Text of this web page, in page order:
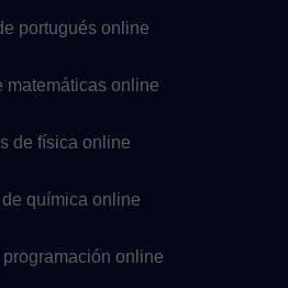
portugués online
matemáticas online
de física online
química online
online